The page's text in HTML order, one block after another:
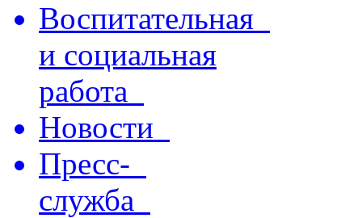
Воспитательная
и социальная
работа
Новости
Пресс-
служба